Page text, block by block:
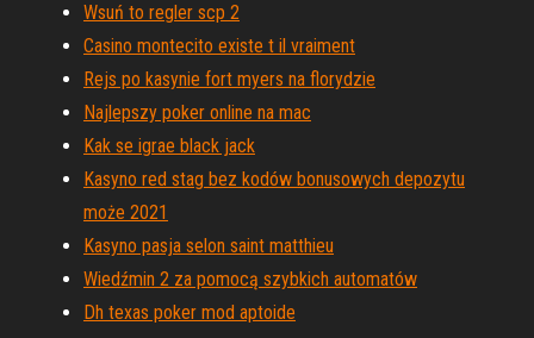
Wsuń to regler scp 2
Casino montecito existe t il vraiment
Rejs po kasynie fort myers na florydzie
Najlepszy poker online na mac
Kak se igrae black jack
Kasyno red stag bez kodów bonusowych depozytu
może 2021
Kasyno pasja selon saint matthieu
Wiedźmin 2 za pomocą szybkich automatów
Dh texas poker mod aptoide